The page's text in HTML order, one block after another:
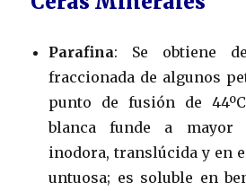
Parafina: Se obtiene
fraccionada de algunos
punto de fusión de
blanca funde a mayor
inodora, translúcida y en
untuosa; es soluble en